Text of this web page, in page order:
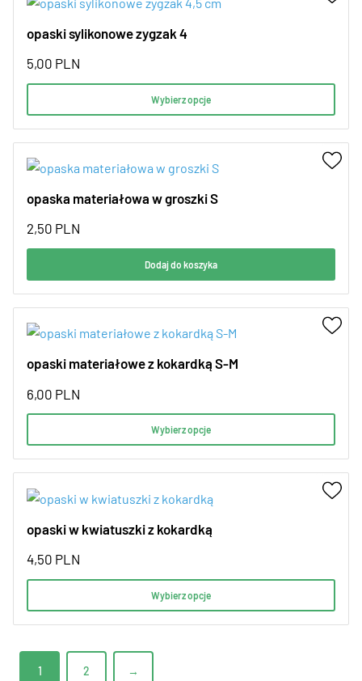
opaski sylikonowe zygzak 4
5,00 PLN
Wybierz opcje
opaska materiałowa w groszki S
2,50 PLN
Dodaj do koszyka
opaski materiałowe z kokardką S-M
6,00 PLN
Wybierz opcje
opaski w kwiatuszki z kokardką
4,50 PLN
Wybierz opcje
1 2 →